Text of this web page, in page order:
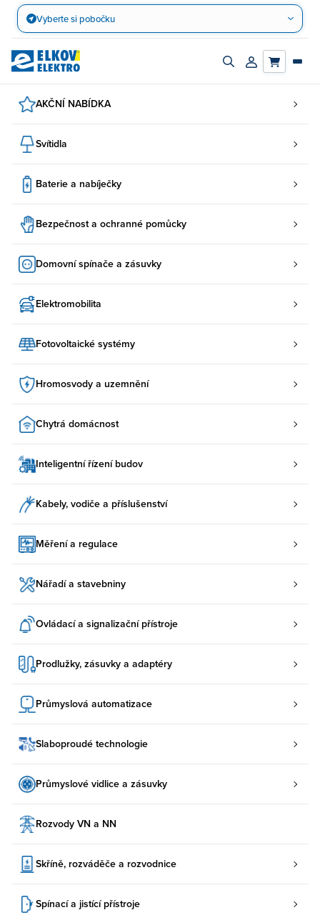
Přejít
obsah
Vyberte si pobočku
Zapnout/vypnout
Přihlásit/
AKČNÍ NABÍDKA
Svítidla
Baterie a nabíječky
Bezpečnost a ochranné pomůcky
Domovní spínače a zásuvky
Elektromobilita
Fotovoltaické systémy
Hromosvody a uzemnění
Chytrá domácnost
Inteligentní řízení budov
Kabely, vodiče a příslušenství
Měření a regulace
Nářadí a stavebniny
Ovládací a signalizační přístroje
Prodlužky, zásuvky a adaptéry
Průmyslová automatizace
Slaboproudé technologie
Průmyslové vidlice a zásuvky
Rozvody VN a NN
Skříně, rozváděče a rozvodnice
Spínací a jistící přístroje